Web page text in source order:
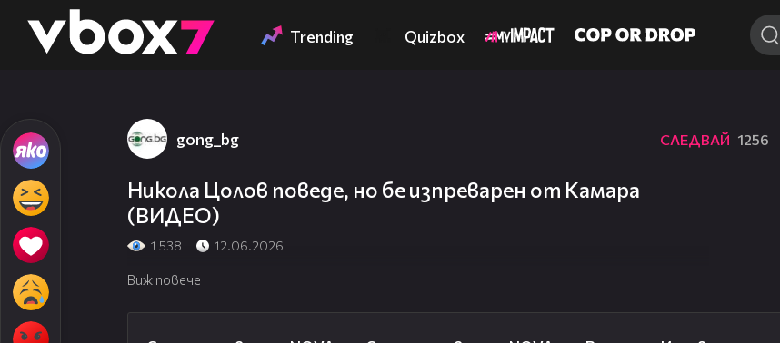
👾 Trending Quizbox
gong_bg СЛЕДВАЙ 1256
Никола Цолов поведе, но бе изпреварен от Камара
(ВИДЕО)
1 538 12.06.2026
Виж повече